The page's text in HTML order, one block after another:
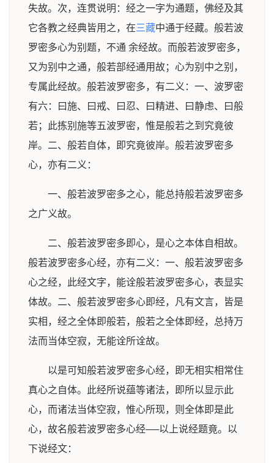
失故。次，连贯说明：经之一字为通题，佛经及其
它各教之经典皆用之，在三藏中通于经藏。般若波
罗密多心为别题，不通 余经故。而般若波罗密多，
又为别中之通，般若部经通用故；心为别中之别，
专属此经故。般若波罗密多，有二义：一、波罗密
有六：曰施、曰戒、曰忍、曰精进、曰静虑、曰般
若；此拣别施等五波罗密，惟是般若之到究竟彼
岸。二、般若自体，即究竟彼岸。般若波罗密多
心，亦有二义：
一、般若波罗密多之心，能总持般若波罗密多
之广义故。
二、般若波罗密多即心，是心之本体自相故。
般若波罗密多心经，亦有二义：一、般若波罗密多
心之经，此经文字，能诠般若波罗密多心，表显实
体故。二、般若波罗密多心即经，凡有文言，皆是
实相，经之全体即般若，般若之全体即经，总持万
法而当体空寂，无能诠所诠故。
以是可知般若波罗密多心经，即无相实相常住
真心之自体。此经所说蕴等诸法，即所以显示此
心，而诸法当体空寂，惟心所现，则全体即是此
心，故名般若波罗密多心经──以上说经题竟。以
下说经文：